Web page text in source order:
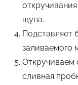
щупа.
Подставляет
заливаемого
Откручиваем
сливная